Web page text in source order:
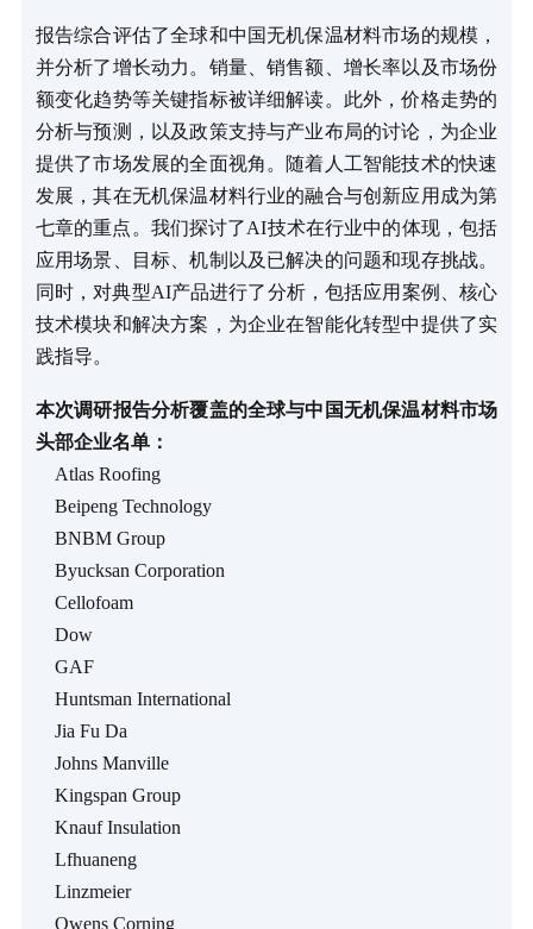
报告综合评估了全球和中国无机保温材料市场的规模，
并分析了增长动力。销量、销售额、增长率以及市场份
额变化趋势等关键指标被详细解读。此外，价格走势的
分析与预测，以及政策支持与产业布局的讨论，为企业
提供了市场发展的全面视角。随着人工智能技术的快速
发展，其在无机保温材料行业的融合与创新应用成为第
七章的重点。我们探讨了AI技术在行业中的体现，包括
应用场景、目标、机制以及已解决的问题和现存挑战。
同时，对典型AI产品进行了分析，包括应用案例、核心
技术模块和解决方案，为企业在智能化转型中提供了实
践指导。
本次调研报告分析覆盖的全球与中国无机保温材料市场
头部企业名单：
Atlas Roofing
Beipeng Technology
BNBM Group
Byucksan Corporation
Cellofoam
Dow
GAF
Huntsman International
Jia Fu Da
Johns Manville
Kingspan Group
Knauf Insulation
Lfhuaneng
Linzmeier
Owens Corning